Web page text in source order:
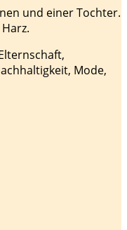
und einer Tochter.
Mode,